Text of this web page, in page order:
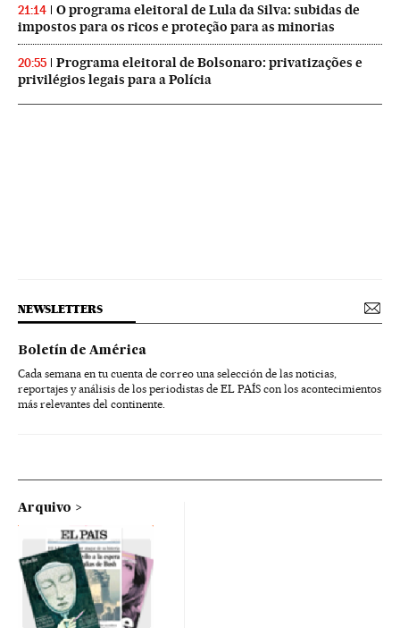
21:14
O programa eleitoral de Lula da Silva: subidas de
impostos para os ricos e proteção para as minorias
20:55
Programa eleitoral de Bolsonaro: privatizações e
privilégios legais para a Polícia
NEWSLETTERS
Boletín de América
Cada semana en tu cuenta de correo una selección de las noticias,
reportajes y análisis de los periodistas de EL PAÍS con los acontecimientos
más relevantes del continente.
Arquivo